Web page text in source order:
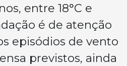
entre 18°C e
é de atenção
episódios de vento
previstos, ainda